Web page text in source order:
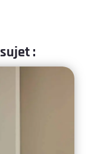
: